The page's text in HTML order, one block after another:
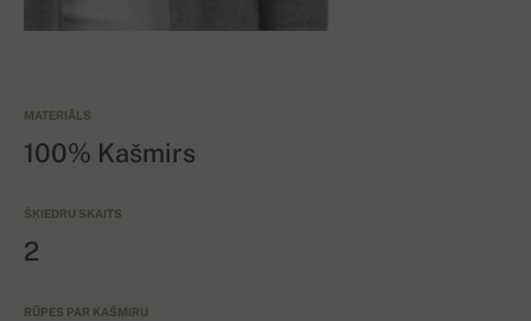
MATERIĀLS
100% Kašmirs
ŠĶIEDRU SKAITS
2
RŪPES PAR KAŠMIRU